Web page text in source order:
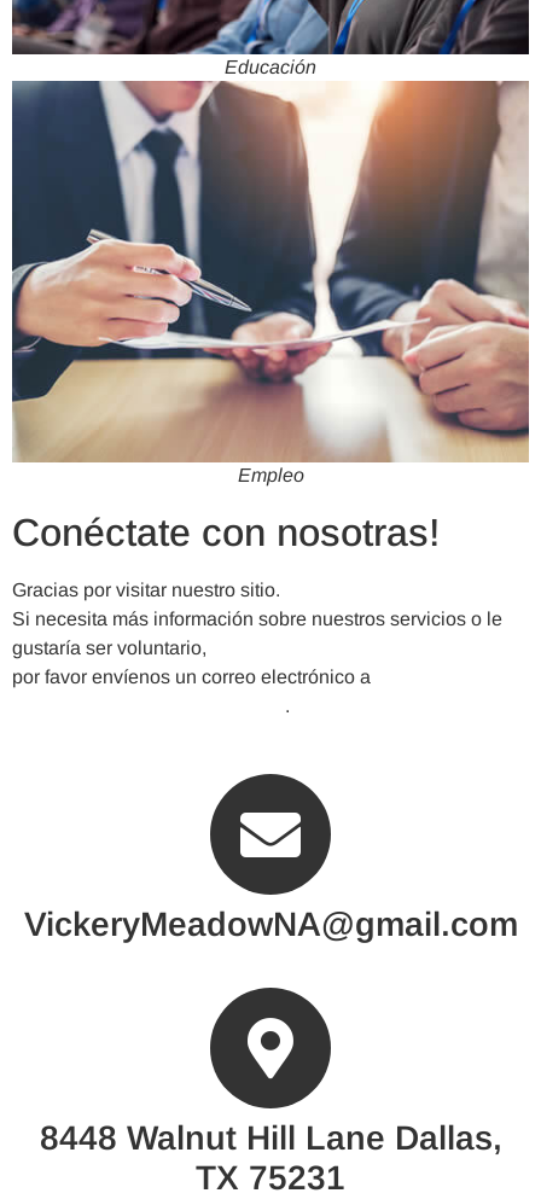
Educación
Empleo
Conéctate con nosotras!
Gracias por visitar nuestro sitio.
Si necesita más información sobre nuestros servicios o le
gustaría ser voluntario,
por favor envíenos un correo electrónico a
.
VickeryMeadowNA@gmail.com
8448 Walnut Hill Lane Dallas,
TX 75231